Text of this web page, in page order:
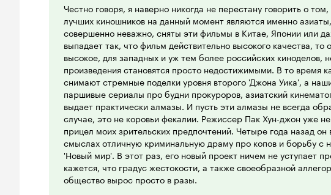
Честно говоря, я наверно никогда не перестану говорить о
лучших киношников на данный момент являются именно
совершенно неважно, сняты эти фильмы в Китае, Японии или
выпадает так, что фильм действительно высокого качества, то
высокое, для западных и уж тем более российских киноделов,
произведения становятся просто недостижимыми. В то время
снимают стремные поделки уровня второго 'Джона Уика', а
паршивые сериалы про будни прокуроров, азиатский
выдает практически алмазы. И пусть эти алмазы не всегда
случае, это не коровьи фекалии. Режиссер Пак Хун-джон уже
прицел моих зрительских предпочтений. Четыре года назад он
смыслах отличную криминальную драму про копов и борьбу с
'Новый мир'. В этот раз, его новый проект ничем не уступает
кажется, что градус жестокости, а также своеобразной
общество вырос просто в разы.